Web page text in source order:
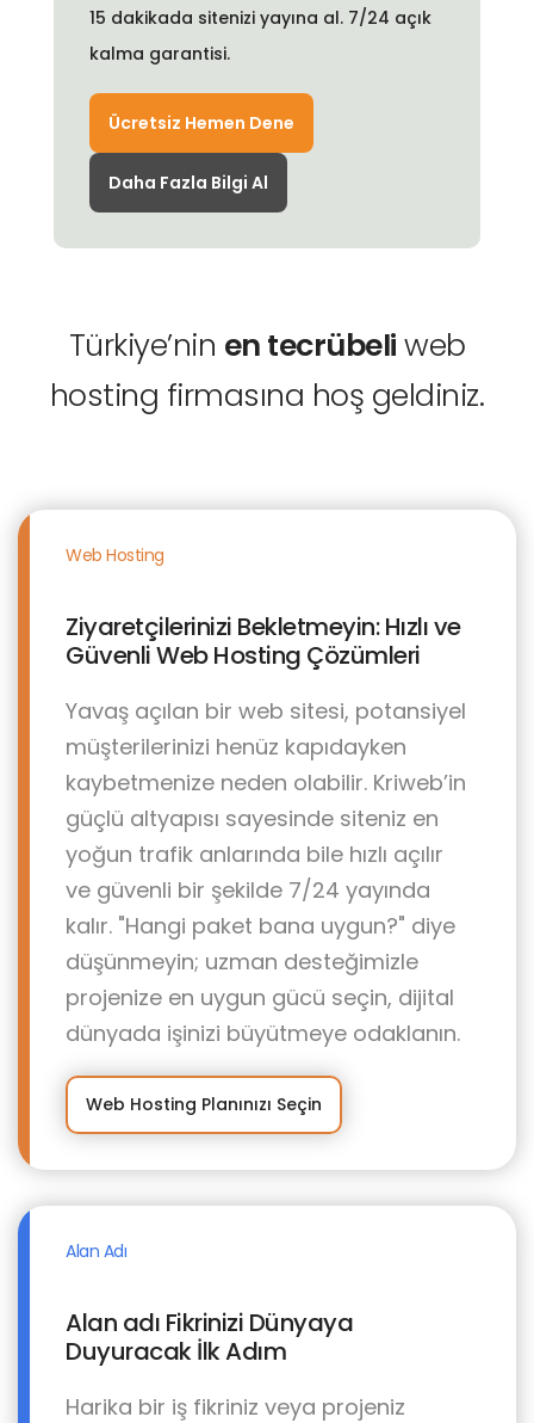
15 dakikada sitenizi yayına al. 7/24 açık
kalma garantisi.
Ücretsiz Hemen Dene
Daha Fazla Bilgi Al
Türkiye’nin en tecrübeliweb
hosting firmasına hoş geldiniz.
Web Hosting
Ziyaretçilerinizi Bekletmeyin: Hızlı ve
Güvenli Web Hosting Çözümleri
Yavaş açılan bir web sitesi, potansiyel
müşterilerinizi henüz kapıdayken
kaybetmenize neden olabilir. Kriweb’in
güçlü altyapısı sayesinde siteniz en
yoğun trafik anlarında bile hızlı açılır
ve güvenli bir şekilde 7/24 yayında
kalır. "Hangi paket bana uygun?" diye
düşünmeyin; uzman desteğimizle
projenize en uygun gücü seçin, dijital
dünyada işinizi büyütmeye odaklanın.
Web Hosting Planınızı Seçin
Alan Adı
Alan adı Fikrinizi Dünyaya
Duyuracak İlk Adım
Harika bir iş fikriniz veya projeniz